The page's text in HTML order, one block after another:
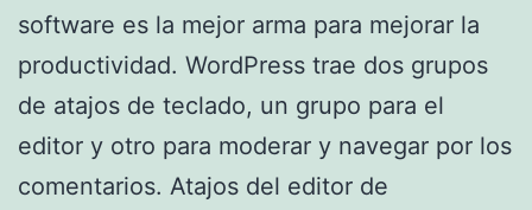
software es la mejor arma para mejorar la
productividad. WordPress trae dos grupos
de atajos de teclado, un grupo para el
editor y otro para moderar y navegar por los
comentarios. Atajos del editor de